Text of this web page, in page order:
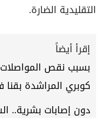
التقليدية الضارة.
إقرأ أيضاً
بسبب نقص
كوبري المراشدة
دون إصابات بشرية..